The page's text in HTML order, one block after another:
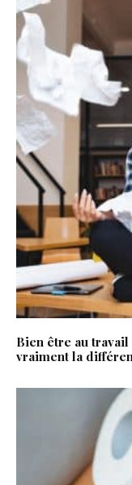
Bien être au
vraiment la